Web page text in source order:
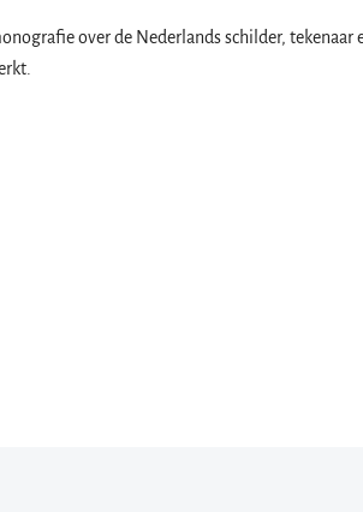
over de Nederlands schilder, tekenaar